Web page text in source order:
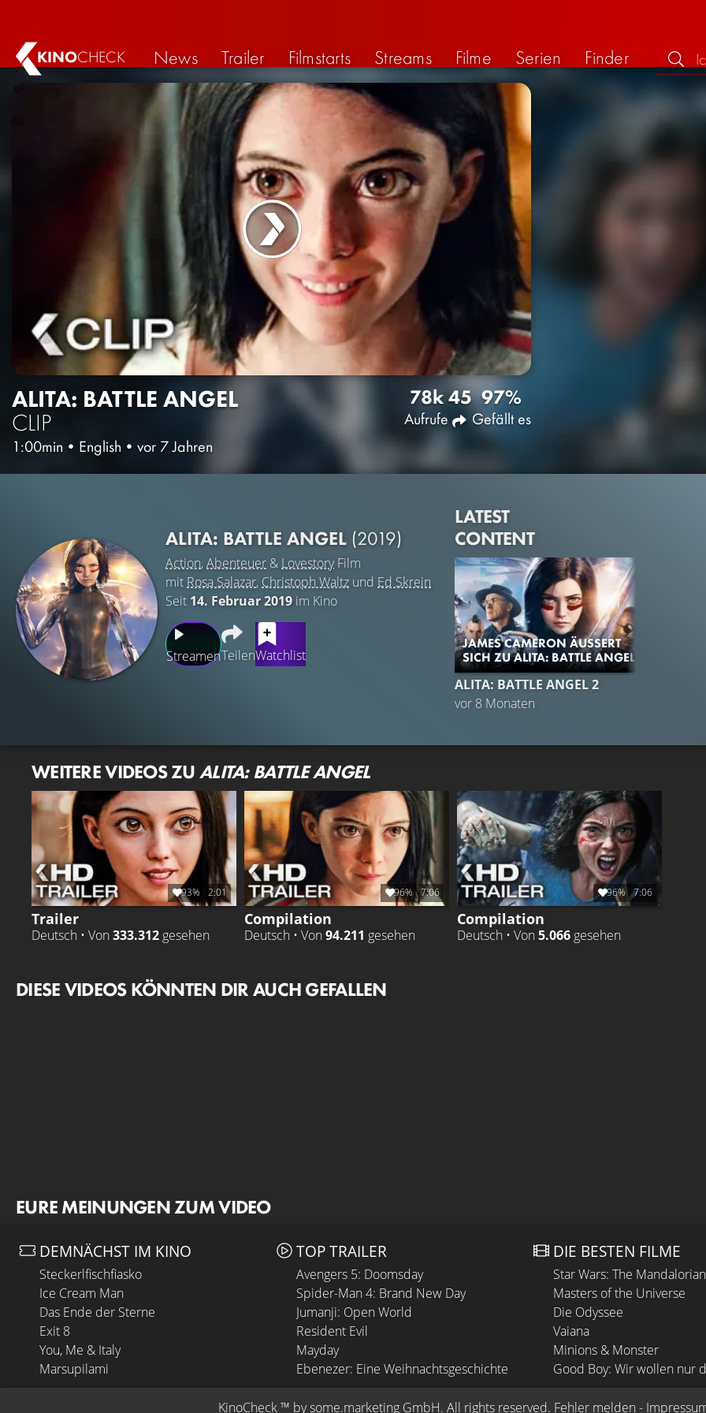
KINOCHECK News Trailer Filmstarts Streams Filme Serien Finder
ALITA: BATTLE ANGEL
CLIP
1:00min • English • vor 7 Jahren
78k
Aufrufe
45 97%
Gefällt es
ALITA: BATTLE ANGEL (2019)
Action,Abenteuer & LovestoryFilm
mit Rosa Salazar, Christoph Waltz und Ed Skrein
Seit 14. Februar 2019 im Kino
StreamenTeilenWatchlist
LATEST
CONTENT
JAMES CAMERON ÄUSSERT S
ICH ZU ALITA: BATTLE ANGEL 2
ALITA: BATTLE ANGEL 2
vor 8 Monaten
WEITERE VIDEOS ZUALITA: BATTLE ANGEL
93% 2:01
Trailer
Deutsch • Von 333.312 gesehen
96% 7:06
Compilation
Deutsch • Von 94.211 gesehen
96% 7:06
Compilation
Deutsch • Von 5.066 gesehen
DIESE VIDEOS KÖNNTEN DIR AUCH GEFALLEN
EURE MEINUNGEN ZUM VIDEO
DEMNÄCHST IM KINO
Steckerlfischfiasko
Ice Cream Man
Das Ende der Sterne
Exit 8
You, Me & Italy
Marsupilami
TOP TRAILER
Avengers 5: Doomsday
Spider-Man 4: Brand New Day
Jumanji: Open World
Resident Evil
Mayday
Ebenezer: Eine Weihnachtsgeschichte
DIE BESTEN FILME
Star Wars: The
Masters of the Universe
Die Odyssee
Vaiana
Minions & Monster
Good Boy: Wir wollen nur
KinoCheck ™ by some.marketing GmbH. All rights reserved. Fehler melden -